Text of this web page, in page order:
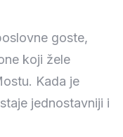
goste,
koji žele
Kada je
jednostavniji i